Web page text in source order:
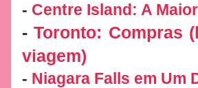
- Centre Island: A
-Toronto: Compras
viagem)
- Niagara Falls em Um